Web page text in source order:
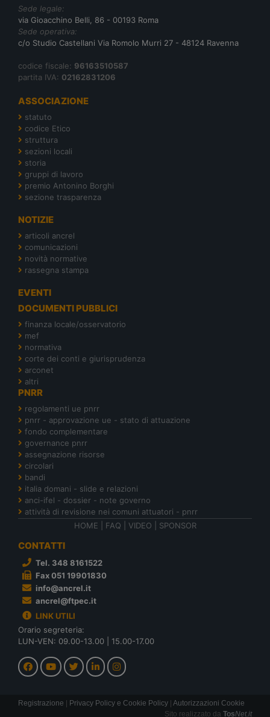
Sede legale:
via Gioacchino Belli, 86 - 00193 Roma
Sede operativa:
c/o Studio Castellani Via Romolo Murri 27 - 48124 Ravenna
codice fiscale: 96163510587
partita IVA: 02162831206
ASSOCIAZIONE
statuto
codice Etico
struttura
sezioni locali
storia
gruppi di lavoro
premio Antonino Borghi
sezione trasparenza
NOTIZIE
articoli ancrel
comunicazioni
novità normative
rassegna stampa
EVENTI
DOCUMENTI PUBBLICI
finanza locale/osservatorio
mef
normativa
corte dei conti e giurisprudenza
arconet
altri
PNRR
regolamenti ue pnrr
pnrr - approvazione ue - stato di attuazione
fondo complementare
governance pnrr
assegnazione risorse
circolari
bandi
italia domani - slide e relazioni
anci-ifel - dossier - note governo
attività di revisione nei comuni attuatori - pnrr
HOME
FAQ VIDEO SPONSOR
CONTATTI
Tel. 348 8161522
Fax 051 19901830
info@ancrel.it
ancrel@ftpec.it
LINK UTILI
Orario segreteria:
LUN-VEN: 09.00-13.00 | 15.00-17.00
Registrazione | Privacy Policy e Cookie Policy | Autorizzazioni Cookie
Sito realizzato da TosNet.it